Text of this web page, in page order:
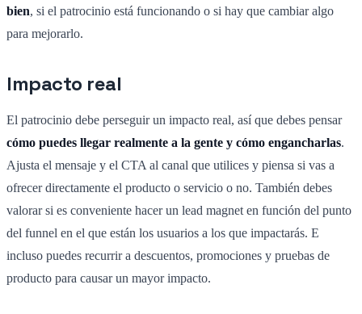
bien, si el patrocinio está funcionando o si hay que cambiar algo
para mejorarlo.
Impacto real
El patrocinio debe perseguir un impacto real, así que debes pensar
cómo puedes llegar realmente a la gente y cómo engancharlas.
Ajusta el mensaje y el CTA al canal que utilices y piensa si vas a
ofrecer directamente el producto o servicio o no. También debes
valorar si es conveniente hacer un lead magnet en función del punto
del funnel en el que están los usuarios a los que impactarás. E
incluso puedes recurrir a descuentos, promociones y pruebas de
producto para causar un mayor impacto.